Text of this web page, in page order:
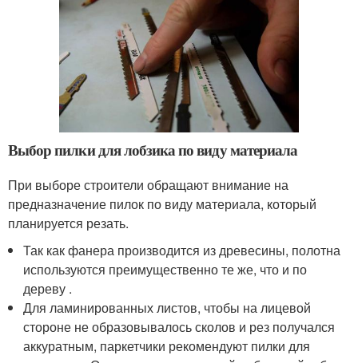
Выбор пилки для лобзика по виду материала
При выборе строители обращают внимание на
предназначение пилок по виду материала, который
планируется резать.
Так как фанера производится из древесины, полотна
используются преимущественно те же, что и по
дереву .
Для ламинированных листов, чтобы на лицевой
стороне не образовывалось сколов и рез получался
аккуратным, паркетчики рекомендуют пилки для